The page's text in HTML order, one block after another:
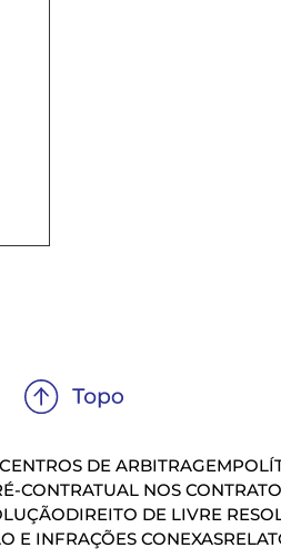
DE ARBITRAGEM
CONTRATUAL NOS
DIREITO DE LIVRE
E INFRAÇÕES CONEXAS